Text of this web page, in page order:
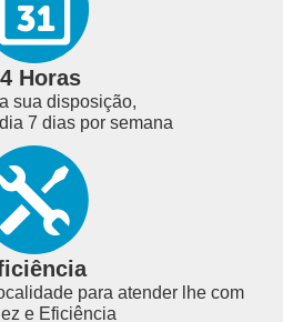
Horas
sua disposição,
7 dias por semana
para atender lhe com
e Eficiência